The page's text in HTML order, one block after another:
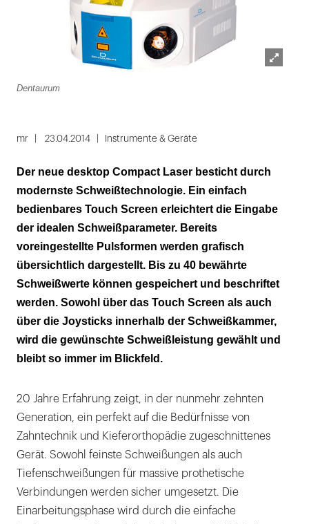
Dentaurum
mr 23.04.2014 Instrumente & Geräte
Der neue desktop Compact Laser besticht durch
modernste Schweißtechnologie. Ein einfach
bedienbares Touch Screen erleichtert die Eingabe
der idealen Schweißparameter. Bereits
voreingestellte Pulsformen werden grafisch
übersichtlich dargestellt. Bis zu 40 bewährte
Schweißwerte können gespeichert und beschriftet
werden. Sowohl über das Touch Screen als auch
über die Joysticks innerhalb der Schweißkammer,
wird die gewünschte Schweißleistung gewählt und
bleibt so immer im Blickfeld.
20 Jahre Erfahrung zeigt, in der nunmehr zehnten
Generation, ein perfekt auf die Bedürfnisse von
Zahntechnik und Kieferorthopädie zugeschnittenes
Gerät. Sowohl feinste Schweißungen als auch
Tiefenschweißungen für massive prothetische
Verbindungen werden sicher umgesetzt. Die
Einarbeitungsphase wird durch die einfache